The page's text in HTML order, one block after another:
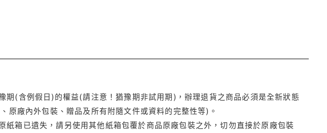
期(含例假日)的權益(請注意！猶豫期非試用期)，辦理退貨之商品必須是全新狀態
廠內外包裝、贈品及所有附隨文件或資料的完整性等)。
箱已遺失，請另使用其他紙箱包覆於商品原廠包裝之外，切勿直接於原廠包裝